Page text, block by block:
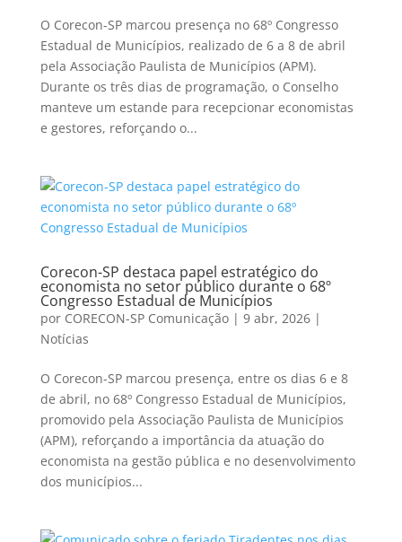
O Corecon-SP marcou presença no 68º Congresso
Estadual de Municípios, realizado de 6 a 8 de abril
pela Associação Paulista de Municípios (APM).
Durante os três dias de programação, o Conselho
manteve um estande para recepcionar economistas
e gestores, reforçando o...
Corecon-SP destaca papel estratégico do
economista no setor público durante o 68º
Congresso Estadual de Municípios
por CORECON-SP Comunicação| 9 abr, 2026|
Notícias
O Corecon-SP marcou presença, entre os dias 6 e 8
de abril, no 68º Congresso Estadual de Municípios,
promovido pela Associação Paulista de Municípios
(APM), reforçando a importância da atuação do
economista na gestão pública e no desenvolvimento
dos municípios...